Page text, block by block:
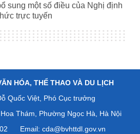
sung một số điều của Nghị định
trực tuyến
HÓA, THỂ THAO VÀ DU LỊCH
Quốc Việt, Phó Cục trưởng
Thám, Phường Ngọc Hà, Hà Nội
Email: cda@bvhttdl.gov.vn